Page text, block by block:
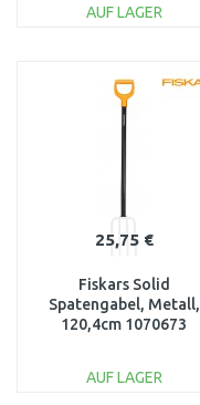
AUF LAGER
Vergleichen
25,75 €
Fiskars Solid
Spatengabel, Metall,
120,4cm 1070673
AUF LAGER